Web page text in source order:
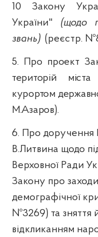
10 Закону
України" (щодо
звань) (реєстр.
5. Про проект
територій
курортом
М.Азаров).
6. Про доручення
В.Литвина щодо
Верховної Ради
Закону про
демографічної
№3269) та зняття
відкликанням